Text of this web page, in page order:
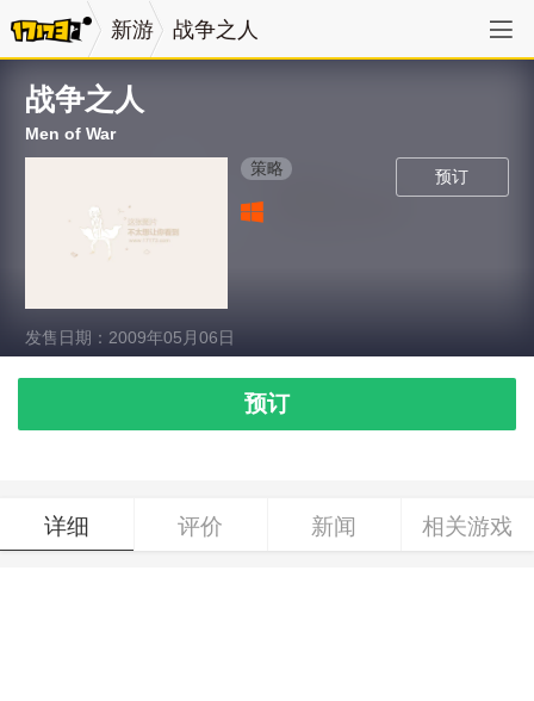
新游 战争之人
战争之人
Men of War
预订
策略
发售日期：2009年05月06日
预订
详细 评价 新闻 相关游戏